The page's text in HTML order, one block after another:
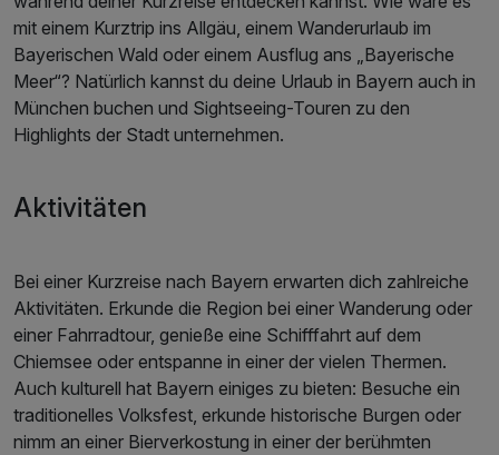
mit einem Kurztrip ins Allgäu, einem Wanderurlaub im
Bayerischen Wald oder einem Ausflug ans „Bayerische
Meer“? Natürlich kannst du deine Urlaub in Bayern auch in
München buchen und Sightseeing-Touren zu den
Highlights der Stadt unternehmen.
Aktivitäten
Bei einer Kurzreise nach Bayern erwarten dich zahlreiche
Aktivitäten. Erkunde die Region bei einer Wanderung oder
einer Fahrradtour, genieße eine Schifffahrt auf dem
Chiemsee oder entspanne in einer der vielen Thermen.
Auch kulturell hat Bayern einiges zu bieten: Besuche ein
traditionelles Volksfest, erkunde historische Burgen oder
nimm an einer Bierverkostung in einer der berühmten